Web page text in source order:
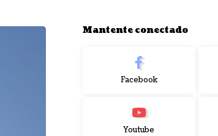
Mantente conectado
Facebook
Youtube